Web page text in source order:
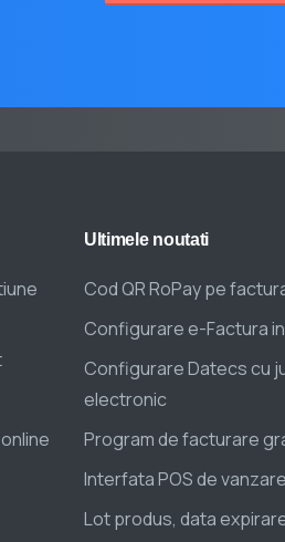
Ultimele noutati
Cod QR RoPay pe
Configurare e-Factura
Configurare Datecs cu
electronic
Program de facturare
Interfata POS de vanzare
Lot produs, data